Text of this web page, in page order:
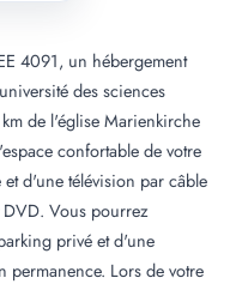
4091, un hébergement
des sciences
de l'église Marienkirche
confortable de votre
d'une télévision par câble
Vous pourrez
privé et d'une
Lors de votre